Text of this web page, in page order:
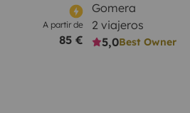
A partir de
85 €
Gomera
2 viajeros
5,0Best Owner